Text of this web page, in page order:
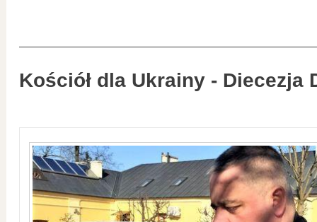
Kościół dla Ukrainy - Diecezja